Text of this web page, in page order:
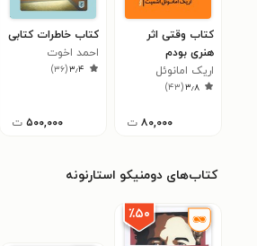
کتاب وقتی اثر
هنری بودم
اریک امانوئل
اشمیت
۳٫۸(۴۳)
۸۰,۰۰۰ ت
کتاب خاطرات کتابی
احمد اخوت
۳٫۴(۳۶)
۵۰۰,۰۰۰ ت
کتاب‌های دومنیکو استارنونه
٪۵۰